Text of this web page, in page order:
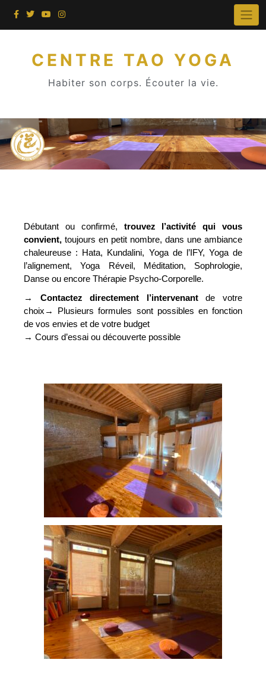
CENTRE TAO YOGA
Habiter son corps. Écouter la vie.
Débutant ou confirmé, trouvez l’activité qui vous
convient, toujours en petit nombre, dans une ambiance
chaleureuse : Hata, Kundalini, Yoga de l’IFY, Yoga de
l’alignement, Yoga Réveil, Méditation, Sophrologie,
Danse ou encore Thérapie Psycho-Corporelle.
→
Contactez directement l’intervenantde votre
choix →
Plusieurs formules sont possibles en fonction
de vos envies et de votre budget
→ Cours d’essai ou découverte possible